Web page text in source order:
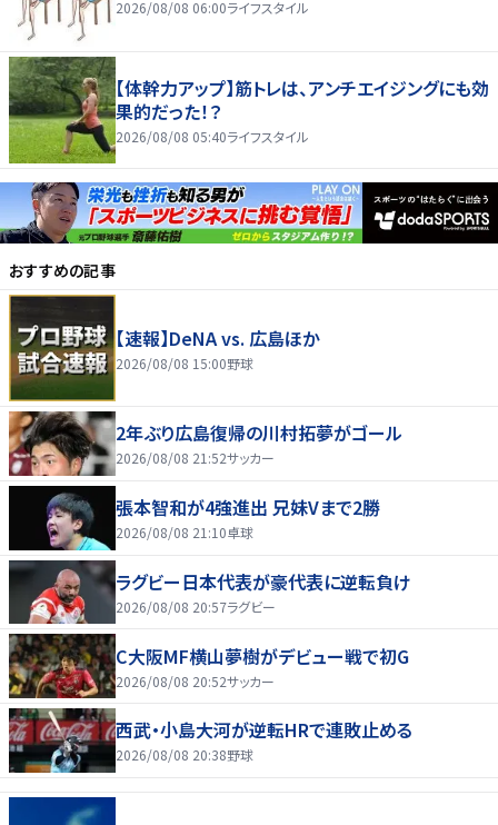
2026/08/08 06:00ライフスタイル
【体幹力アップ】筋トレは、アンチエイジングにも効
果的だった！？
2026/08/08 05:40ライフスタイル
おすすめの記事
【速報】DeNA vs. 広島ほか
2026/08/08 15:00野球
2年ぶり広島復帰の川村拓夢がゴール
2026/08/08 21:52サッカー
張本智和が4強進出 兄妹Vまで2勝
2026/08/08 21:10卓球
ラグビー日本代表が豪代表に逆転負け
2026/08/08 20:57ラグビー
C大阪MF横山夢樹がデビュー戦で初G
2026/08/08 20:52サッカー
西武・小島大河が逆転HRで連敗止める
2026/08/08 20:38野球